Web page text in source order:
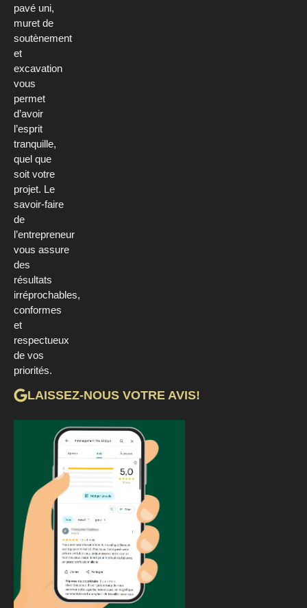
pavé uni,
muret de
soutènement
et
excavation
vous
permet
d’avoir
l’esprit
tranquille,
quel que
soit votre
projet. Le
savoir-faire
de
l’entrepreneur
vous assure
des
résultats
irréprochables,
conformes
et
respectueux
de vos
priorités.
LAISSEZ-NOUS VOTRE AVIS!